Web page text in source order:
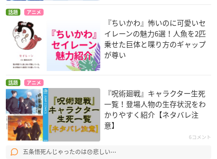
話題 アニメ
『ちいかわ』怖いのに可愛いセ
イレーンの魅力6選！人魚を2匹
乗せた巨体と喋り方のギャップ
が尊い
話題 アニメ
『呪術廻戦』キャラクター生死
一覧！登場人物の生存状況をわ
かりやすく紹介【ネタバレ注
意】
6コメント
五条悟死んじゃったのは😞悲しい⋯